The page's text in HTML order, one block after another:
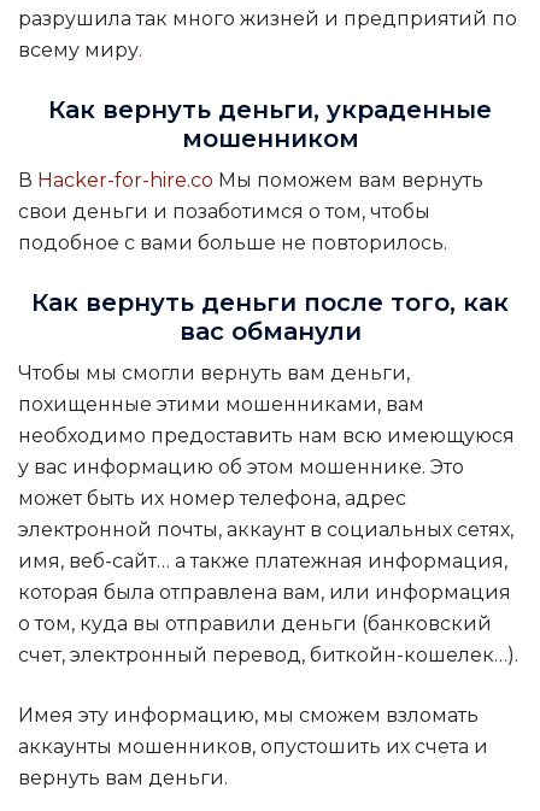
разрушила так много жизней и предприятий по
всему миру.
Как вернуть деньги, украденные
мошенником
В Hacker-for-hire.co Мы поможем вам вернуть
свои деньги и позаботимся о том, чтобы
подобное с вами больше не повторилось.
Как вернуть деньги после того, как
вас обманули
Чтобы мы смогли вернуть вам деньги,
похищенные этими мошенниками, вам
необходимо предоставить нам всю имеющуюся
у вас информацию об этом мошеннике. Это
может быть их номер телефона, адрес
электронной почты, аккаунт в социальных сетях,
имя, веб-сайт… а также платежная информация,
которая была отправлена вам, или информация
о том, куда вы отправили деньги (банковский
счет, электронный перевод, биткойн-кошелек…).
Имея эту информацию, мы сможем взломать
аккаунты мошенников, опустошить их счета и
вернуть вам деньги.